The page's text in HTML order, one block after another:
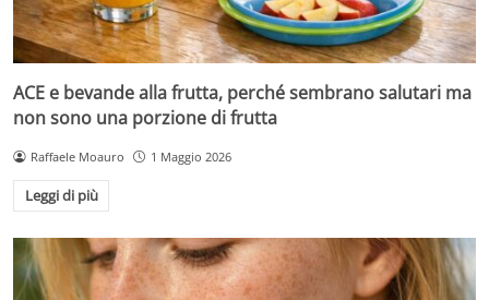
ACE e bevande alla frutta, perché sembrano salutari ma
non sono una porzione di frutta
Raffaele Moauro 1 Maggio 2026
Leggi di più